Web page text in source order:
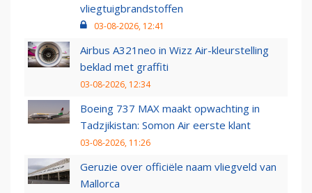
vliegtuigbrandstoffen
03-08-2026, 12:41
Airbus A321neo in Wizz Air-kleurstelling
beklad met graffiti
03-08-2026, 12:34
Boeing 737 MAX maakt opwachting in
Tadzjikistan: Somon Air eerste klant
03-08-2026, 11:26
Geruzie over officiële naam vliegveld van
Mallorca